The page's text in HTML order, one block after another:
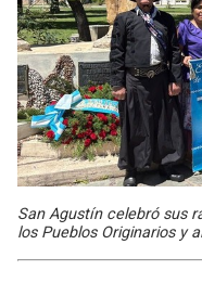
San Agustín celebró sus
los Pueblos Originarios y